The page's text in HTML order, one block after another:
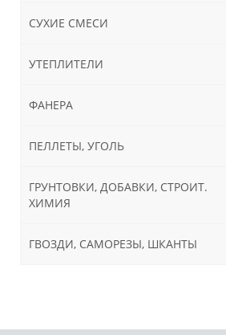
СУХИЕ СМЕСИ
УТЕПЛИТЕЛИ
ФАНЕРА
ПЕЛЛЕТЫ, УГОЛЬ
ГРУНТОВКИ, ДОБАВКИ, СТРОИТ.
ХИМИЯ
ГВОЗДИ, САМОРЕЗЫ, ШКАНТЫ